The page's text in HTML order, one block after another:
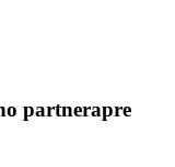
partnerapre